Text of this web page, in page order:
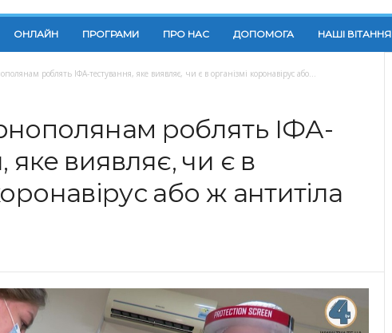
ОНЛАЙН ПРОГРАМИ ПРО НАС ДОПОМОГА НАШІ ВІТАННЯ
роблять ІФА-тестування, яке виявляє, чи є в організмі коронавірус або...
роблять ІФА-
яке виявляє, чи є в
або ж антитіла